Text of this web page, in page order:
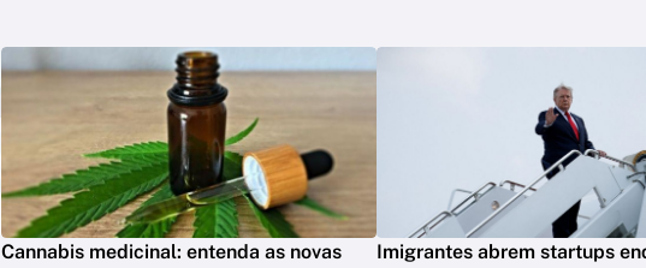
Cannabis medicinal: entenda as novas
Imigrantes abrem startups